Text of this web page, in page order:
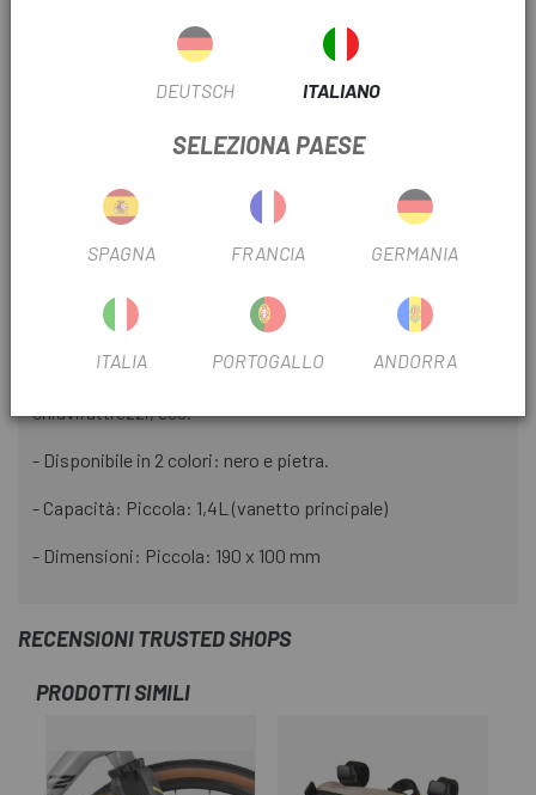
- Poliestere 900D con rivestimento impermeabile e nucleo
grandi dimensioni per facilitare l'accesso alla borsa con una
- Tasca piatta con patta in rete elastica
Ripstop con cordini elastici per assicurare una vestibilità
chiavi/attrezzi, ecc.
- Disponibile in 2 colori: nero e pietra.
- Capacità: Piccola: 1,4L (vanetto principale)
- Dimensioni: Piccola: 190 x 100 mm
RECENSIONI TRUSTED SHOPS
PRODOTTI SIMILI
DEUTSCH ITALIANO
SELEZIONA PAESE
SPAGNA FRANCIA GERMANIA
ITALIA PORTOGALLO ANDORRA